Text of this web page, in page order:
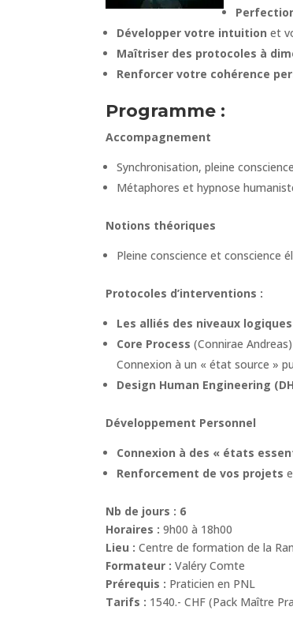
Développer votre intuitionet
Maîtriser des protocoles à
Renforcer votre cohérence
Programme :
Accompagnement
Synchronisation, pleine
Métaphores et hypnose
Notions théoriques
Pleine conscience et conscience
Protocoles d’interventions :
Les alliés des niveaux
Core Process(Connirae
Connexion à un « état source »
Design Human Engineering
Développement Personnel
Connexion à des « états
Renforcement de vos projets
Nb de jours : 6
Horaires : 9h00 à 18h00
Lieu : Centre de formation de la
Formateur : Valéry Comte
Prérequis : Praticien en PNL
Tarifs : 1540.- CHF (Pack Maître